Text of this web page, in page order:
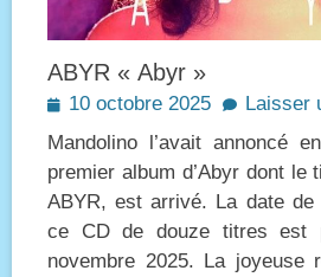
ABYR « Abyr »
Posted
10 octobre 2025
Laisser
Mandolino l’avait annoncé
premier album d’Abyr dont le
ABYR, est arrivé. La date
ce CD de douze titres est
novembre 2025. La joyeuse